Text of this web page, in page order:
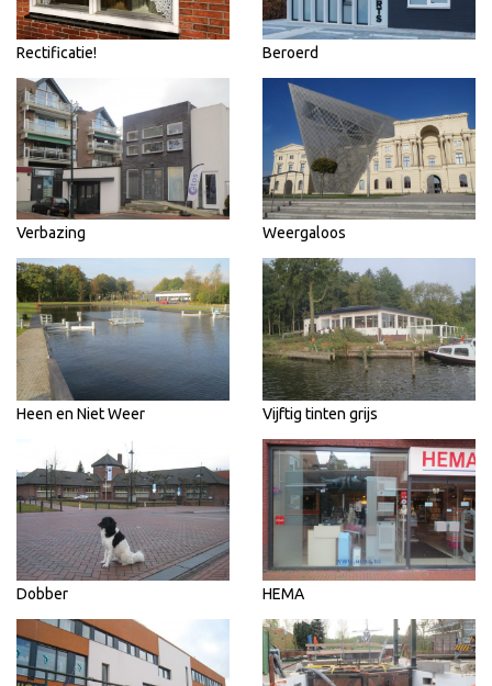
Rectificatie! Beroerd
Verbazing Weergaloos
Heen en Niet Weer Vijftig tinten grijs
Dobber HEMA